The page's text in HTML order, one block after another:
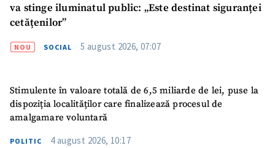
va stinge iluminatul public: „Este destinat siguranței
cetățenilor”
NOU SOCIAL 5 august 2026, 07:07
Stimulente în valoare totală de 6,5 miliarde de lei, puse la
dispoziția localităților care finalizează procesul de
amalgamare voluntară
POLITIC 4 august 2026, 10:17